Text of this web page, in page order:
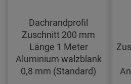
Dachrandprofil
Zuschnitt 200 mm
Länge 1 Meter
Aluminium walzblank
0,8 mm (Standard)